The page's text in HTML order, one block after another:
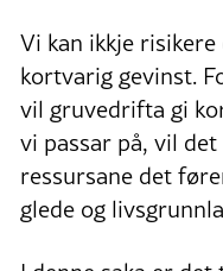
Vi kan ikkje
kortvarig gevinst.
vil gruvedrifta gi
vi passar på, vil
ressursane det
glede og